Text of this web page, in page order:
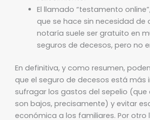
El llamado “testamento
que se hace sin necesidad de
notaría suele ser gratuito en
seguros de decesos, pero no
En definitiva, y como resumen,
que el seguro de decesos está más
sufragar los gastos del sepelio (que
son bajos, precisamente) y evitar
económica a los familiares. Por otro